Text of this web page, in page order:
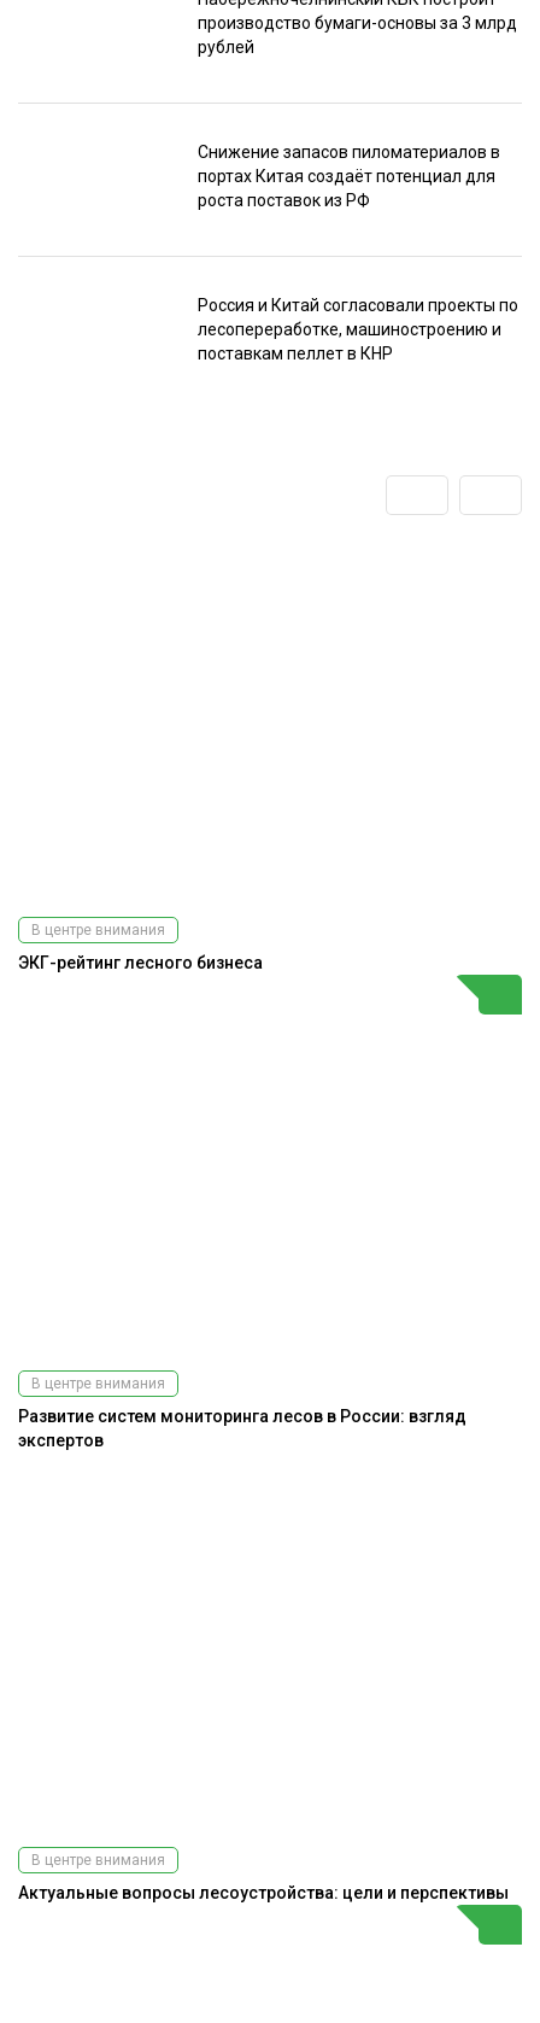
производство бумаги-основы за 3 млрд
рублей
Снижение запасов пиломатериалов в
портах Китая создаёт потенциал для
роста поставок из РФ
Россия и Китай согласовали проекты по
лесопереработке, машиностроению и
поставкам пеллет в КНР
В центре внимания
ЭКГ-рейтинг лесного бизнеса
В центре внимания
Развитие систем мониторинга лесов в России: взгляд
экспертов
В центре внимания
Актуальные вопросы лесоустройства: цели и перспективы